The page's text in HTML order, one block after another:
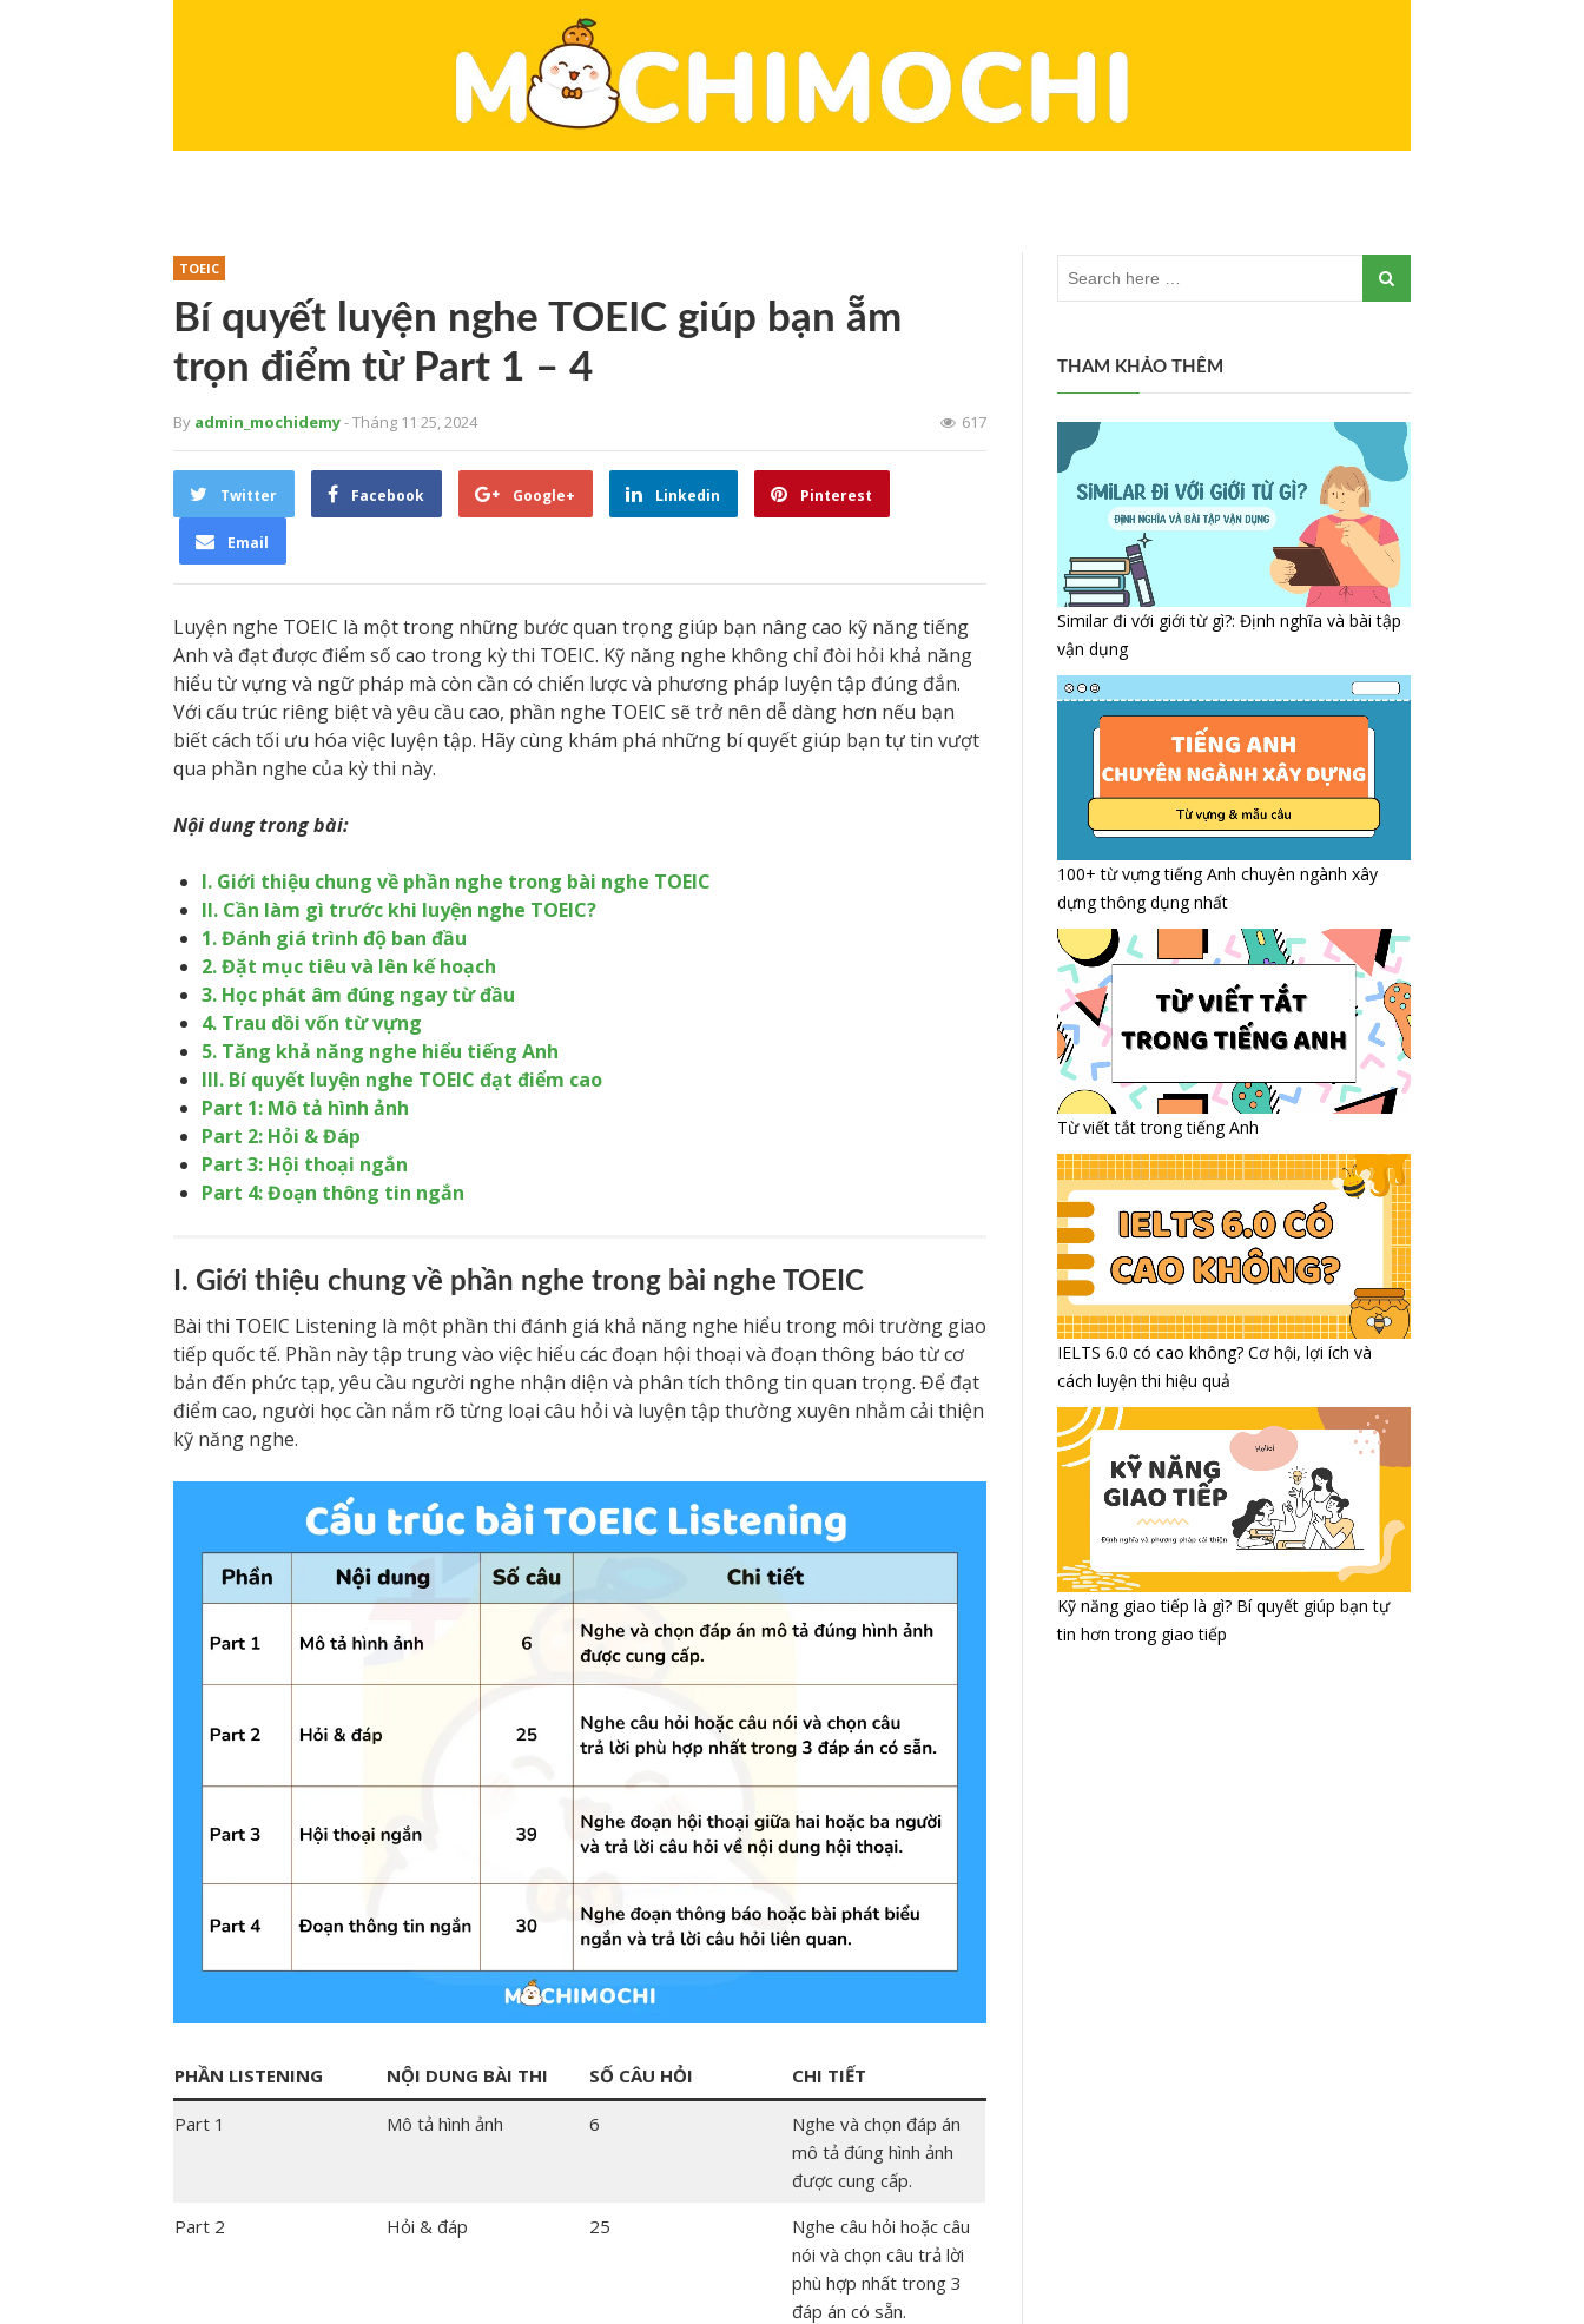
TOEIC
Bí quyết luyện nghe TOEIC giúp bạn ẵm
trọn điểm từ Part 1 – 4
By admin_mochidemy- Tháng 11 25, 2024 617
Twitter Facebook Google+ Linkedin Pinterest
Email
Luyện nghe TOEIC là một trong những bước quan trọng giúp bạn nâng cao kỹ năng tiếng
Anh và đạt được điểm số cao trong kỳ thi TOEIC. Kỹ năng nghe không chỉ đòi hỏi khả năng
hiểu từ vựng và ngữ pháp mà còn cần có chiến lược và phương pháp luyện tập đúng đắn.
Với cấu trúc riêng biệt và yêu cầu cao, phần nghe TOEIC sẽ trở nên dễ dàng hơn nếu bạn
biết cách tối ưu hóa việc luyện tập. Hãy cùng khám phá những bí quyết giúp bạn tự tin vượt
qua phần nghe của kỳ thi này.
Nội dung trong bài:
I. Giới thiệu chung về phần nghe trong bài nghe TOEIC
II. Cần làm gì trước khi luyện nghe TOEIC?
1. Đánh giá trình độ ban đầu
2. Đặt mục tiêu và lên kế hoạch
3. Học phát âm đúng ngay từ đầu
4. Trau dồi vốn từ vựng
5. Tăng khả năng nghe hiểu tiếng Anh
III. Bí quyết luyện nghe TOEIC đạt điểm cao
Part 1: Mô tả hình ảnh
Part 2: Hỏi & Đáp
Part 3: Hội thoại ngắn
Part 4: Đoạn thông tin ngắn
I. Giới thiệu chung về phần nghe trong bài nghe TOEIC
Bài thi TOEIC Listening là một phần thi đánh giá khả năng nghe hiểu trong môi trường giao
tiếp quốc tế. Phần này tập trung vào việc hiểu các đoạn hội thoại và đoạn thông báo từ cơ
bản đến phức tạp, yêu cầu người nghe nhận diện và phân tích thông tin quan trọng. Để đạt
điểm cao, người học cần nắm rõ từng loại câu hỏi và luyện tập thường xuyên nhằm cải thiện
kỹ năng nghe.
PHẦN LISTENING NỘI DUNG BÀI THI SỐ CÂU HỎI CHI TIẾT
Part 1 Mô tả hình ảnh 6
Nghe và chọn đáp án
mô tả đúng hình ảnh
được cung cấp.
Part 2
Hỏi & đáp 25
Nghe câu hỏi hoặc câu
nói và chọn câu trả lời
phù hợp nhất trong 3
đáp án có sẵn.
THAM KHẢO THÊM
Similar đi với giới từ gì?: Định nghĩa và bài tập
vận dụng
100+ từ vựng tiếng Anh chuyên ngành xây
dựng thông dụng nhất
Từ viết tắt trong tiếng Anh
IELTS 6.0 có cao không? Cơ hội, lợi ích và
cách luyện thi hiệu quả
Kỹ năng giao tiếp là gì? Bí quyết giúp bạn tự
tin hơn trong giao tiếp